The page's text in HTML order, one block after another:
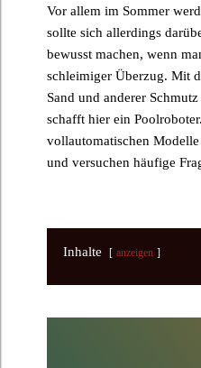
Vor allem im Sommer
sollte sich allerdings
bewusst machen, wenn
schleimiger Überzug. Mit
Sand und anderer
schafft hier ein
vollautomatischen
und versuchen häufige
Inhalte anzeigen